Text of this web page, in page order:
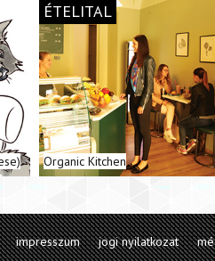
ÉTELITAL
Organic Kitchen
impresszum jogi nyilatkozat